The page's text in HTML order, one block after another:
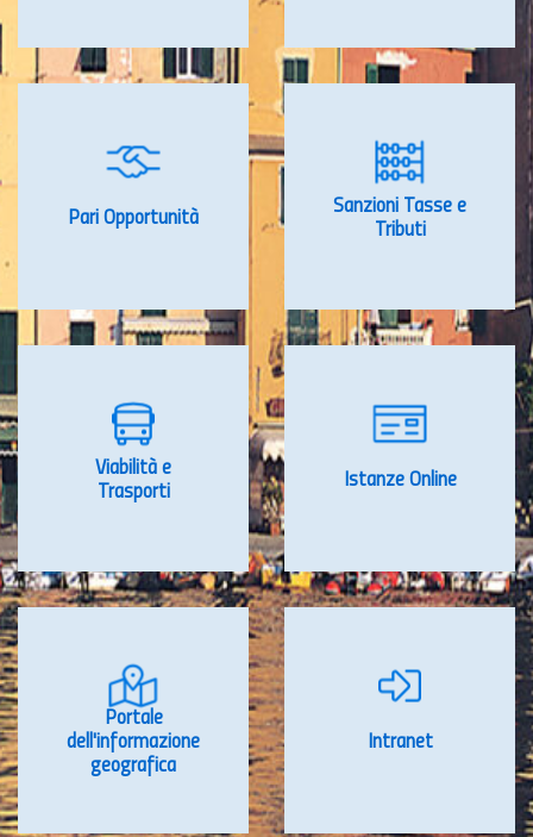
Pari Opportunità
Sanzioni Tasse e
Tributi
Viabilità e
Trasporti
Istanze Online
Portale
dell'informazione
geografica
Intranet